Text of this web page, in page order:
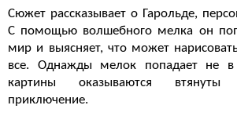
Сюжет рассказывает о Гарольде,
С помощью волшебного мелка он
мир и выясняет, что может
все. Однажды мелок попадает не
картины оказываются
приключение.